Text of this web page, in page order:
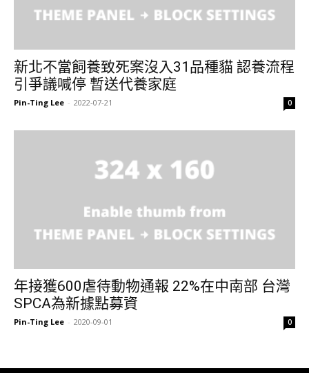
新北不當飼養致死案沒入31品種貓 認養流程
引爭議喊停 暫送代養家庭
Pin-Ting Lee - 2022-07-21 0
年接獲600虐待動物通報 22%在中南部 台灣
SPCA為新據點募資
Pin-Ting Lee - 2020-09-01 0